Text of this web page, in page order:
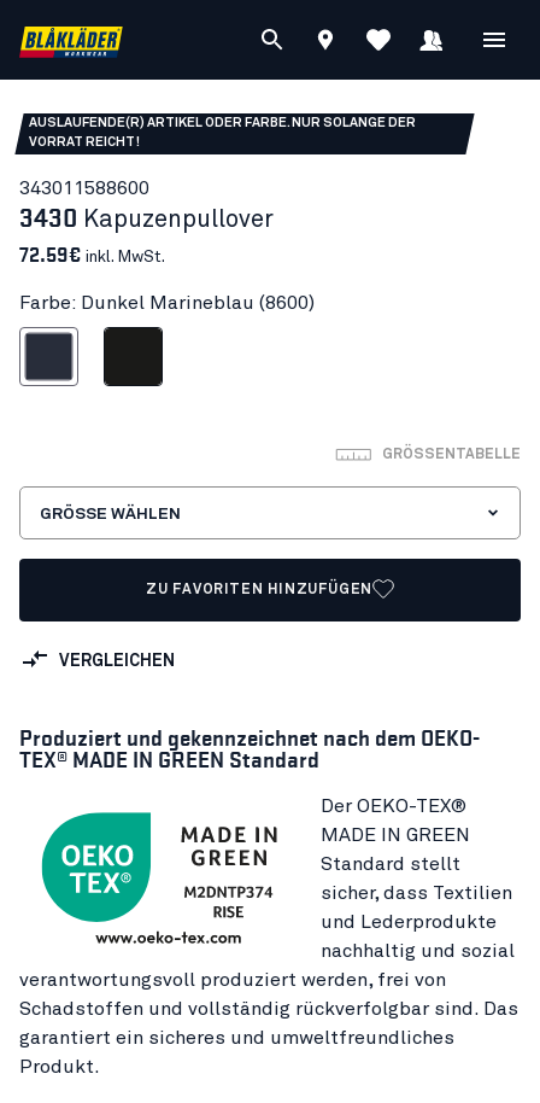
AUSLAUFENDE(R) ARTIKEL ODER FARBE. NUR SOLANGE DER
VORRAT REICHT!
343011588600
3430 Kapuzenpullover
72.59€ inkl. MwSt.
Farbe: Dunkel Marineblau (8600)
GRÖSSENTABELLE
GRÖSSE WÄHLEN
ZU FAVORITEN HINZUFÜGEN
VERGLEICHEN
Produziert und gekennzeichnet nach dem OEKO-
TEX® MADE IN GREEN Standard
Der OEKO-TEX®
MADE IN GREEN
Standard stellt
sicher, dass Textilien
und Lederprodukte
nachhaltig und sozial
verantwortungsvoll produziert werden, frei von
Schadstoffen und vollständig rückverfolgbar sind. Das
garantiert ein sicheres und umweltfreundliches
Produkt.